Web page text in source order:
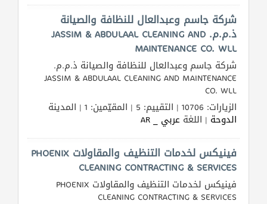
شركة جاسم وعبدالعال للنظافة والصيانة
ذ.م.م. JASSIM & ABDULAAL CLEANING AND
MAINTENANCE CO. WLL
شركة جاسم وعبدالعال للنظافة والصيانة ذ.م.م.
JASSIM & ABDULAAL CLEANING AND MAINTENANCE
CO. WLL
الزيارات: 10706 | التقييم: 5 | المقيّمين: 1 | المدينة
الدوحة | اللغة عربي _ AR
فينيكس لخدمات التنظيف والمقاولات PHOENIX
CLEANING CONTRACTING & SERVICES
فينيكس لخدمات التنظيف والمقاولات PHOENIX
CLEANING CONTRACTING & SERVICES